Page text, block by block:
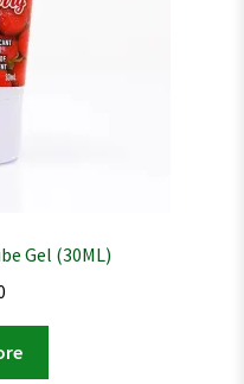
Gel (30ML)